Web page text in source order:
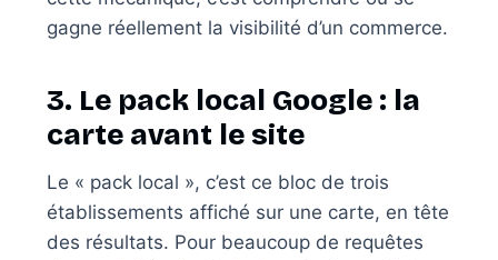
gagne réellement la visibilité d’un commerce.
3. Le pack local Google : la
carte avant le site
Le « pack local », c’est ce bloc de trois
établissements affiché sur une carte, en tête
des résultats. Pour beaucoup de requêtes